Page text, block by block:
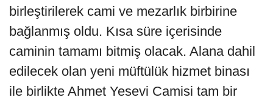
birleştirilerek cami ve mezarlık birbirine
bağlanmış oldu. Kısa süre içerisinde
caminin tamamı bitmiş olacak. Alana dahil
edilecek olan yeni müftülük hizmet binası
ile birlikte Ahmet Yesevi Camisi tam bir